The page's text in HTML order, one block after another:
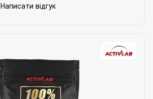
Написати відгук